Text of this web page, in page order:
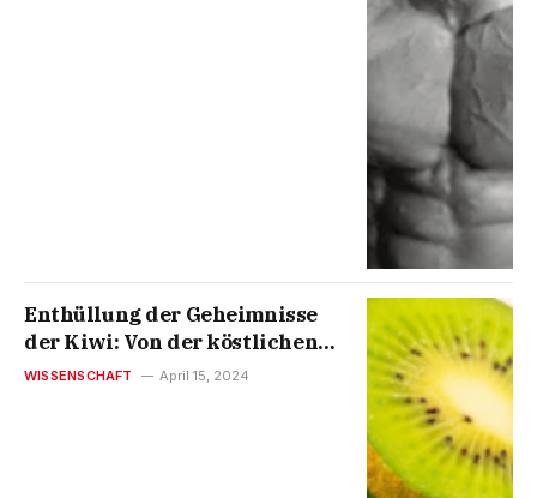
Enthüllung der Geheimnisse
der Kiwi: Von der köstlichen
Frucht zur kulturellen Ikone
WISSENSCHAFT April 15, 2024